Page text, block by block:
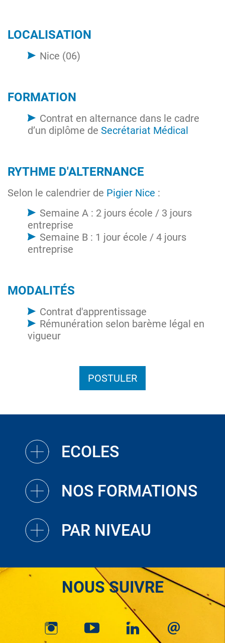
LOCALISATION
Nice (06)
FORMATION
Contrat en alternance dans le cadre
d’un diplôme de Secrétariat Médical
RYTHME D'ALTERNANCE
Selon le calendrier de Pigier Nice :
Semaine A : 2 jours école / 3 jours
entreprise
Semaine B : 1 jour école / 4 jours
entreprise
MODALITÉS
Contrat d'apprentissage
Rémunération selon barème légal en
vigueur
POSTULER
ECOLES
NOS FORMATIONS
PAR NIVEAU
NOUS SUIVRE